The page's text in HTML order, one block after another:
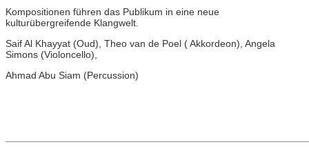
Kompositionen führen das Publikum in eine neue
kulturübergreifende Klangwelt.
Saif Al Khayyat (Oud), Theo van de Poel ( Akkordeon), Angela
Simons (Violoncello),
Ahmad Abu Siam (Percussion)